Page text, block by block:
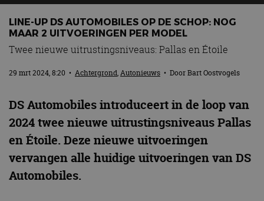
Contact
MotorRAI.nl
LINE-UP DS AUTOMOBILES OP DE SCHOP: NOG
MAAR 2 UITVOERINGEN PER MODEL
Twee nieuwe uitrustingsniveaus: Pallas en Étoile
29 mrt 2024, 8:20 • Achtergrond,Autonieuws • DoorBart Oostvogels
DS Automobiles introduceert in de loop van
2024 twee nieuwe uitrustingsniveaus Pallas
en Étoile. Deze nieuwe uitvoeringen
vervangen alle huidige uitvoeringen van DS
Automobiles.